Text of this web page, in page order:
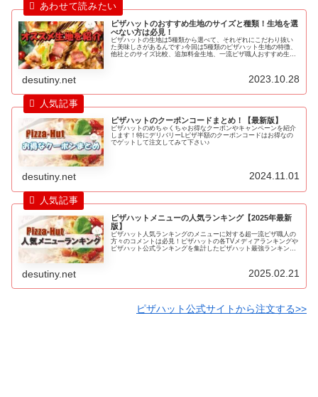
ピザハットのおすすめ生地のサイズと種類！生地を選
べない方は必見！
ピザハットの生地は5種類から選べて、それぞれにこだわり抜い
た美味しさがあるんです♪今回は5種類のピザハット生地の特徴、
他社とのサイズ比較、追加料金生地、一流ピザ職人おすすめ生地
desutiny.net 2023.10.28
ピザハットのクーポンコードまとめ！【最新版】
ピザハットのめちゃくちゃお得なクーポンやキャンペーンを紹介
します！特にデリバリーLピザ半額のクーポンコードはお得なの
でゲットして注文してみて下さい♪
desutiny.net 2024.11.01
ピザハットメニューの人気ランキング【2025年最新
版】
ピザハット人気ランキングのメニューに対する超一流ピザ職人の
方々のコメントは必見！ピザハットの各TVメディアランキングや
ピザハット公式ランキングを集計したピザハット最強ランキング
desutiny.net 2025.02.21
ピザハット公式サイトから注文する>>